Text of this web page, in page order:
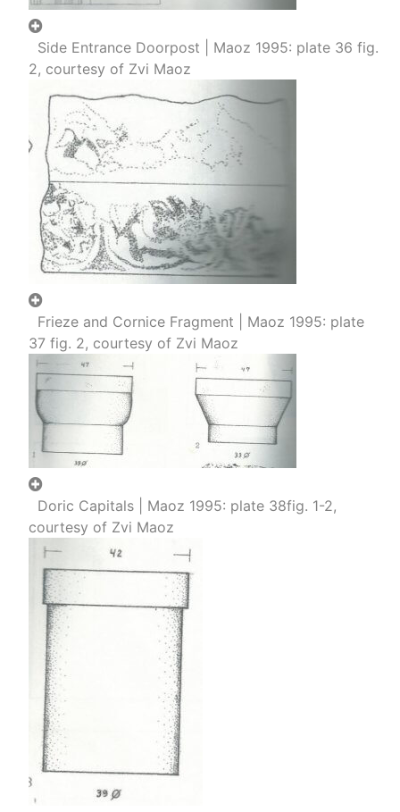
Side Entrance Doorpost | Maoz 1995: plate 36 fig.
2, courtesy of Zvi Maoz
Frieze and Cornice Fragment | Maoz 1995: plate
37 fig. 2, courtesy of Zvi Maoz
Doric Capitals | Maoz 1995: plate 38fig. 1-2,
courtesy of Zvi Maoz